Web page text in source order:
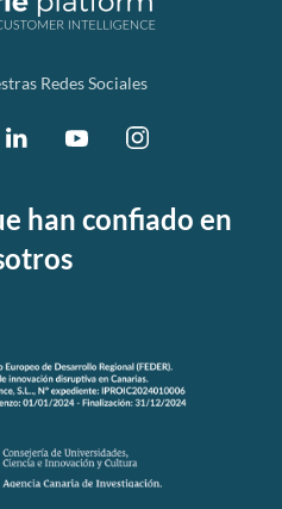
Redes Sociales
han confiado en